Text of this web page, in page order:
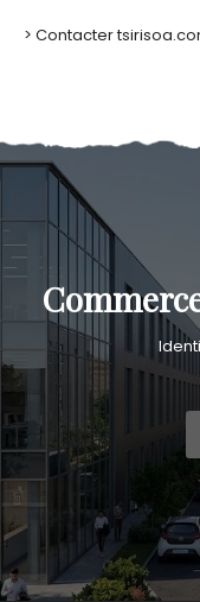
> Contacter